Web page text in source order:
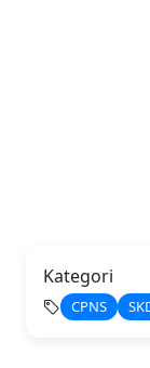
Kategori
CPNS